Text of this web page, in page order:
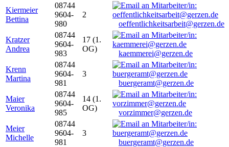
Kiermeier
Bettina
08744
9604-
980
2
oeffentlichkeitsarbeit@gerzen.de
Kratzer
Andrea
08744
9604-
983
17 (1.
OG)
kaemmerei@gerzen.de
Krenn
Martina
08744
9604-
981
3
buergeramt@gerzen.de
Maier
Veronika
08744
9604-
985
14 (1.
OG)
vorzimmer@gerzen.de
Meier
Michelle
08744
9604-
981
3
buergeramt@gerzen.de